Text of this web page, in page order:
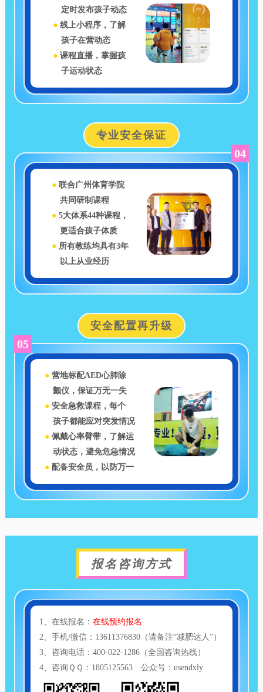
定时发布孩子动态
● 线上小程序，了解
孩子在营动态
● 课程直播，掌握孩
子运动状态
专业安全保证
04
●联合广州体育学院
共同研制课程
●5大体系44种课程，
更适合孩子体质
●所有教练均具有3年
以上从业经历
安全配置再升级
05
● 营地标配AED心肺除
颤仪，保证万无一失
● 安全急救课程，每个
孩子都能应对突发情况
● 佩戴心率臂带，了解运
动状态，避免危急情况
● 配备安全员，以防万一
报名咨询方式
1、在线报名： 在线预约报名
2、手机/微信：13611376830（请备注“减肥达人”）
3、咨询电话：400-022-1286（全国咨询热线）
4、咨询ＱＱ：1805125563 公众号：usendxly